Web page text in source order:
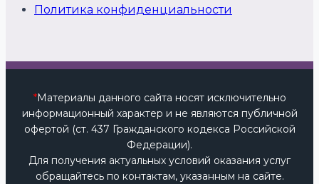
Политика конфиденциальности
*Материалы данного сайта носят исключительно
информационный характер и не являются публичной
офертой (ст. 437 Гражданского кодекса Российской
Федерации).
Для получения актуальных условий оказания услуг
обращайтесь по контактам, указанным на сайте.